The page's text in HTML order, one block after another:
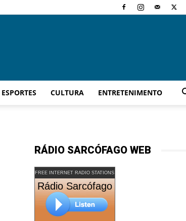
ESPORTES CULTURA ENTRETENIMENTO
RÁDIO SARCÓFAGO WEB
FREE INTERNET RADIO STATIONS
Rádio Sarcófago